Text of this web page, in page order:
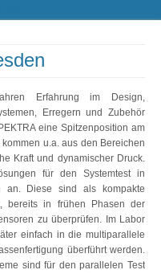
Erfahrung im Design,
Erregern und Zubehör
eine Spitzenposition am
u.a. aus den Bereichen
Kraft und dynamischer Druck.
für den Systemtest in
an. Diese sind als kompakte
bereits in frühen Phasen der
zu überprüfen. Im Labor
einfach in die multiparallele
überführt werden.
sind für den parallelen Test